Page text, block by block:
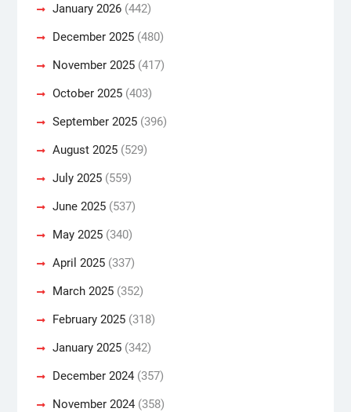
January 2026(442)
December 2025(480)
November 2025(417)
October 2025(403)
September 2025(396)
August 2025(529)
July 2025(559)
June 2025(537)
May 2025(340)
April 2025(337)
March 2025(352)
February 2025(318)
January 2025(342)
December 2024(357)
November 2024(358)